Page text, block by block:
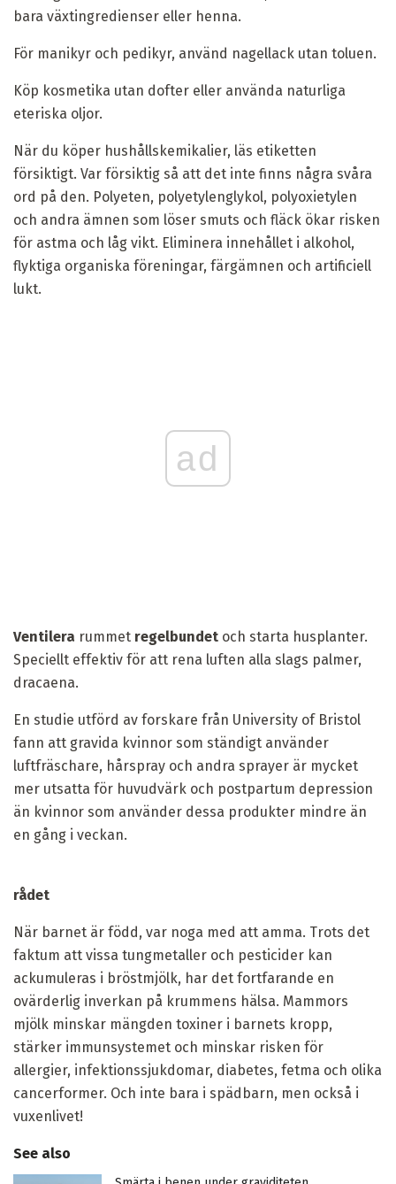
bara växtingredienser eller henna.
För manikyr och pedikyr, använd nagellack utan toluen.
Köp kosmetika utan dofter eller använda naturliga
eteriska oljor.
När du köper hushållskemikalier, läs etiketten
försiktigt. Var försiktig så att det inte finns några svåra
ord på den. Polyeten, polyetylenglykol, polyoxietylen
och andra ämnen som löser smuts och fläck ökar risken
för astma och låg vikt. Eliminera innehållet i alkohol,
flyktiga organiska föreningar, färgämnen och artificiell
lukt.
ad
Ventilera rummet regelbundet och starta husplanter.
Speciellt effektiv för att rena luften alla slags palmer,
dracaena.
En studie utförd av forskare från University of Bristol
fann att gravida kvinnor som ständigt använder
luftfräschare, hårspray och andra sprayer är mycket
mer utsatta för huvudvärk och postpartum depression
än kvinnor som använder dessa produkter mindre än
en gång i veckan.
rådet
När barnet är född, var noga med att amma. Trots det
faktum att vissa tungmetaller och pesticider kan
ackumuleras i bröstmjölk, har det fortfarande en
ovärderlig inverkan på krummens hälsa. Mammors
mjölk minskar mängden toxiner i barnets kropp,
stärker immunsystemet och minskar risken för
allergier, infektionssjukdomar, diabetes, fetma och olika
cancerformer. Och inte bara i spädbarn, men också i
vuxenlivet!
See also